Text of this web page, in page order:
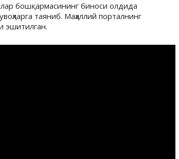
бошқармасининг биноси олдида
таяниб. Маҳаллий порталнинг
эшитилган.